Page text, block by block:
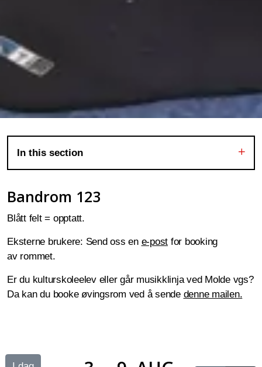
In this section
Bandrom 123
Blått felt = opptatt.
Eksterne brukere: Send oss en e-post for booking
av rommet.
Er du kulturskoleelev eller går musikklinja ved Molde vgs?
Da kan du booke øvingsrom ved å sende denne mailen.